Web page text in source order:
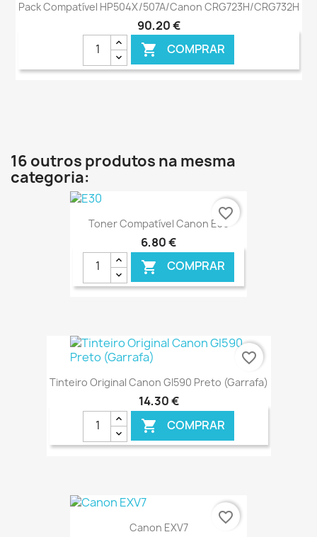
Pack Compatível HP504X/507A/Canon CRG723H/CRG732H
90,20 €
 COMPRAR
16 outros produtos na mesma
categoria:
Toner Compatível Canon E30
6,80 €
 COMPRAR
€ ONLINE
favorite_border
Tinteiro Original Canon GI590 Preto (Garrafa)
14,30 €
 COMPRAR
favorite_border
Canon EXV7
favorite_border